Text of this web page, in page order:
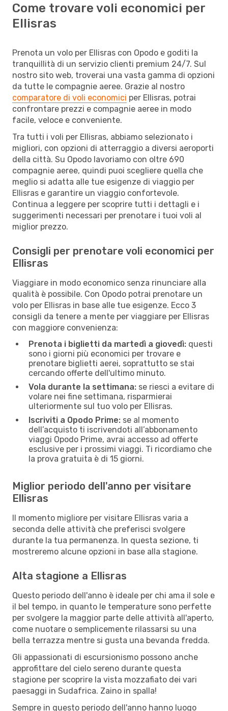
Come trovare voli economici per
Ellisras
Prenota un volo per Ellisras con Opodo e goditi la
tranquillità di un servizio clienti premium 24/7. Sul
nostro sito web, troverai una vasta gamma di opzioni
da tutte le compagnie aeree. Grazie al nostro
comparatore di voli economici per Ellisras, potrai
confrontare prezzi e compagnie aeree in modo
facile, veloce e conveniente.
Tra tutti i voli per Ellisras, abbiamo selezionato i
migliori, con opzioni di atterraggio a diversi aeroporti
della città. Su Opodo lavoriamo con oltre 690
compagnie aeree, quindi puoi scegliere quella che
meglio si adatta alle tue esigenze di viaggio per
Ellisras e garantire un viaggio confortevole.
Continua a leggere per scoprire tutti i dettagli e i
suggerimenti necessari per prenotare i tuoi voli al
miglior prezzo.
Consigli per prenotare voli economici per
Ellisras
Viaggiare in modo economico senza rinunciare alla
qualità è possibile. Con Opodo potrai prenotare un
volo per Ellisras in base alle tue esigenze. Ecco 3
consigli da tenere a mente per viaggiare per Ellisras
con maggiore convenienza:
Prenota i biglietti da martedì a giovedì: questi
sono i giorni più economici per trovare e
prenotare biglietti aerei, soprattutto se stai
cercando offerte dell'ultimo minuto.
Vola durante la settimana: se riesci a evitare di
volare nei fine settimana, risparmierai
ulteriormente sul tuo volo per Ellisras.
Iscriviti a Opodo Prime: se al momento
dell’acquisto ti iscrivendoti all’abbonamento
viaggi Opodo Prime, avrai accesso ad offerte
esclusive per i prossimi viaggi. Ti ricordiamo che
la prova gratuita è di 15 giorni.
Miglior periodo dell'anno per visitare
Ellisras
Il momento migliore per visitare Ellisras varia a
seconda delle attività che preferisci svolgere
durante la tua permanenza. In questa sezione, ti
mostreremo alcune opzioni in base alla stagione.
Alta stagione a Ellisras
Questo periodo dell'anno è ideale per chi ama il sole e
il bel tempo, in quanto le temperature sono perfette
per svolgere la maggior parte delle attività all'aperto,
come nuotare o semplicemente rilassarsi su una
bella terrazza mentre si gusta una bevanda fredda.
Gli appassionati di escursionismo possono anche
approfittare del cielo sereno durante questa
stagione per scoprire la vista mozzafiato dei vari
paesaggi in Sudafrica. Zaino in spalla!
Sempre in questo periodo dell'anno hanno luogo